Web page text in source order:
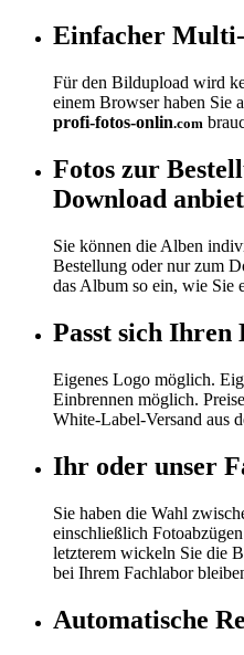
Einfacher
Für den Bildupload wird
einem Browser haben Sie
profi-fotos-onlin.com
Fotos zur
Download
Sie können die Alben
Bestellung oder nur zum
das Album so ein, wie Sie
Passt sich Ihren
Eigenes Logo möglich.
Einbrennen möglich.
White-Label-Versand aus
Ihr oder unser
Sie haben die Wahl
einschließlich
letzterem wickeln Sie die
bei Ihrem Fachlabor
Automatische